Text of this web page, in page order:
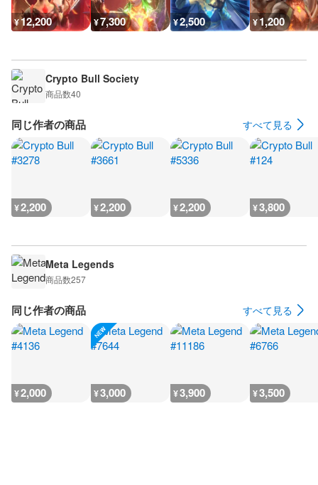
¥12,200 ¥7,300 ¥2,500 ¥1,200
Crypto Bull Society
商品数40
同じ作者の商品 すべて見る
¥2,200 ¥2,200 ¥2,200 ¥3,800
Meta Legends
商品数257
同じ作者の商品 すべて見る
¥2,000 ¥3,000 ¥3,900 ¥3,500